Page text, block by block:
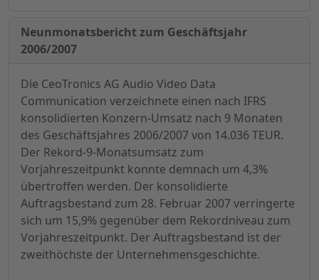
Neunmonatsbericht zum Geschäftsjahr
2006/2007
Die CeoTronics AG Audio Video Data
Communication verzeichnete einen nach IFRS
konsolidierten Konzern-Umsatz nach 9 Monaten
des Geschäftsjahres 2006/2007 von 14.036 TEUR.
Der Rekord-9-Monatsumsatz zum
Vorjahreszeitpunkt konnte demnach um 4,3%
übertroffen werden. Der konsolidierte
Auftragsbestand zum 28. Februar 2007 verringerte
sich um 15,9% gegenüber dem Rekordniveau zum
Vorjahreszeitpunkt. Der Auftragsbestand ist der
zweithöchste der Unternehmensgeschichte.